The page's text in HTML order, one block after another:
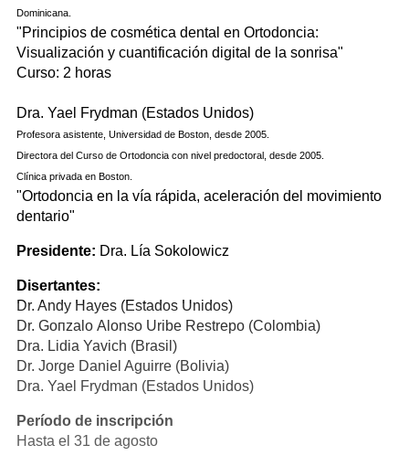
Dominicana.
"Principios de cosmética dental en Ortodoncia:
Visualización у cuantificación digital de la sonrisa"
Curso: 2 horas
Dra. Yael Frydman (Estados Unidos)
Profesora asistente, Universidad de Boston, desde 2005.
Directora del Curso de Ortodoncia con nivel predoctoral, desde 2005.
Clínica privada en Boston.
"Ortodoncia en la vía rápida, aceleración del movimiento
dentario"
Presidente: Dra. Lía Sokolowicz
Disertantes:
Dr. Andy Hayes (Estados Unidos)
Dr. Gопzаlо Аlоnsо Uribe Restrepo (Colombia)
Dra. Lidia Yavich (Brasil)
Dr. Jorge Daniel Aguirre (Bolivia)
Dra. Yael Frydman (Estados Unidos)
Período de inscripción
Hasta el 31 de agosto